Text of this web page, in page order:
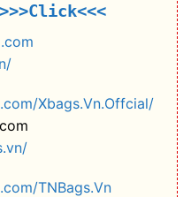
>>>Click<<<
Xbags.Vn.Offcial/
TNBags.Vn